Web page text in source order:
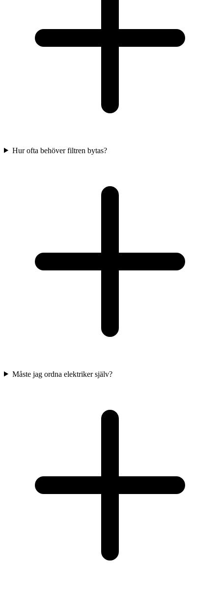
Hur ofta behöver filtren bytas?
Måste jag ordna elektriker själv?